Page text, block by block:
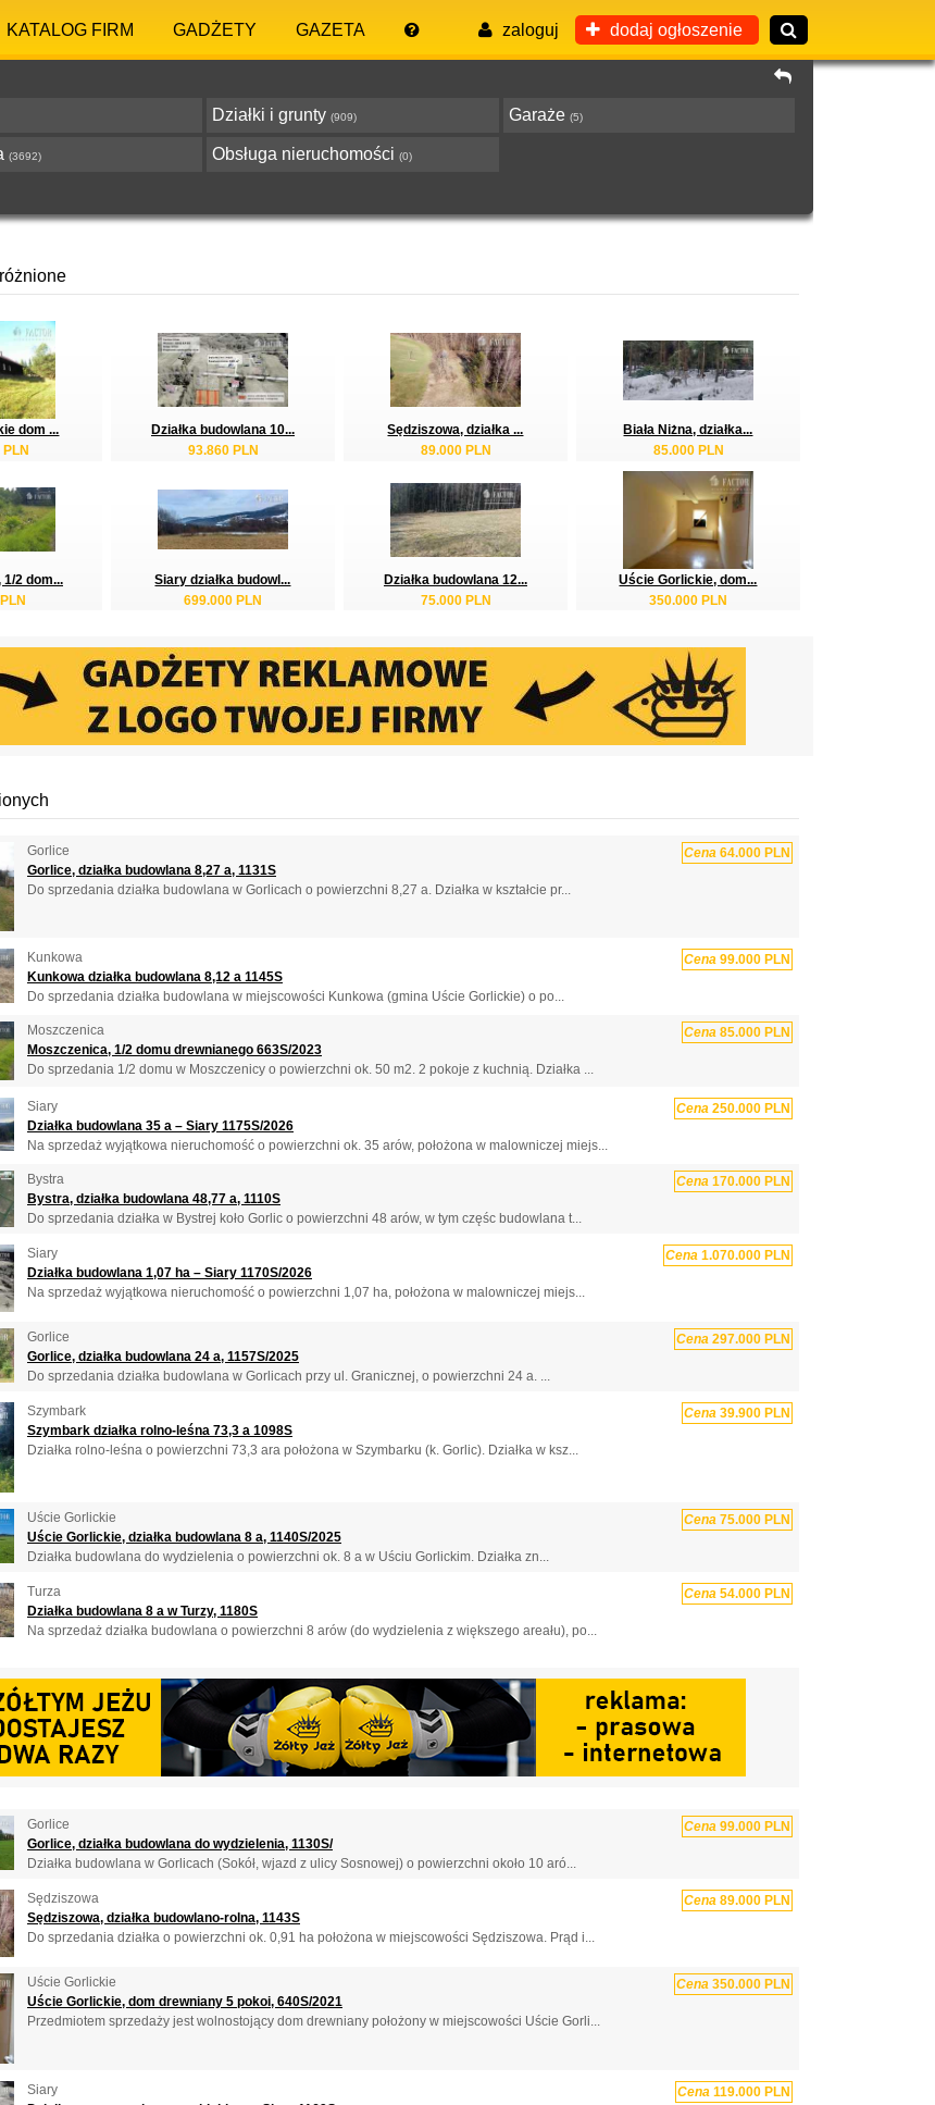
KATALOG FIRM GADŻETY GAZETA zaloguj dodaj ogłoszenie
Działki i grunty (909) Garaże (5)
(3692) Obsługa nieruchomości (0)
dom ...
Działka budowlana 10...
93.860 PLN
Sędziszowa, działka ...
89.000 PLN
Biała Niżna, działka...
85.000 PLN
2 dom...
Siary działka budowl...
699.000 PLN
Działka budowlana 12...
75.000 PLN
Uście Gorlickie, dom...
350.000 PLN
Gorlice Cena 64.000 PLN
Gorlice, działka budowlana 8,27 a, 1131S
Do sprzedania działka budowlana w Gorlicach o powierzchni 8,27 a. Działka w kształcie pr...
Kunkowa Cena 99.000 PLN
Kunkowa działka budowlana 8,12 a 1145S
Do sprzedania działka budowlana w miejscowości Kunkowa (gmina Uście Gorlickie) o po...
Moszczenica Cena 85.000 PLN
Moszczenica, 1/2 domu drewnianego 663S/2023
Do sprzedania 1/2 domu w Moszczenicy o powierzchni ok. 50 m2. 2 pokoje z kuchnią. Działka ...
Siary Cena 250.000 PLN
Działka budowlana 35 a – Siary 1175S/2026
Na sprzedaż wyjątkowa nieruchomość o powierzchni ok. 35 arów, położona w malowniczej miejs...
Bystra Cena 170.000 PLN
Bystra, działka budowlana 48,77 a, 1110S
Do sprzedania działka w Bystrej koło Gorlic o powierzchni 48 arów, w tym częśc budowlana t...
Siary Cena 1.070.000 PLN
Działka budowlana 1,07 ha – Siary 1170S/2026
Na sprzedaż wyjątkowa nieruchomość o powierzchni 1,07 ha, położona w malowniczej miejs...
Gorlice Cena 297.000 PLN
Gorlice, działka budowlana 24 a, 1157S/2025
Do sprzedania działka budowlana w Gorlicach przy ul. Granicznej, o powierzchni 24 a. ...
Szymbark Cena 39.900 PLN
Szymbark działka rolno-leśna 73,3 a 1098S
Działka rolno-leśna o powierzchni 73,3 ara położona w Szymbarku (k. Gorlic). Działka w ksz...
Uście Gorlickie Cena 75.000 PLN
Uście Gorlickie, działka budowlana 8 a, 1140S/2025
Działka budowlana do wydzielenia o powierzchni ok. 8 a w Uściu Gorlickim. Działka zn...
Turza Cena 54.000 PLN
Działka budowlana 8 a w Turzy, 1180S
Na sprzedaż działka budowlana o powierzchni 8 arów (do wydzielenia z większego areału), po...
Gorlice Cena 99.000 PLN
Gorlice, działka budowlana do wydzielenia, 1130S/
Działka budowlana w Gorlicach (Sokół, wjazd z ulicy Sosnowej) o powierzchni około 10 aró...
Sędziszowa Cena 89.000 PLN
Sędziszowa, działka budowlano-rolna, 1143S
Do sprzedania działka o powierzchni ok. 0,91 ha położona w miejscowości Sędziszowa. Prąd i...
Uście Gorlickie Cena 350.000 PLN
Uście Gorlickie, dom drewniany 5 pokoi, 640S/2021
Przedmiotem sprzedaży jest wolnostojący dom drewniany położony w miejscowości Uście Gorli...
Siary Cena 119.000 PLN